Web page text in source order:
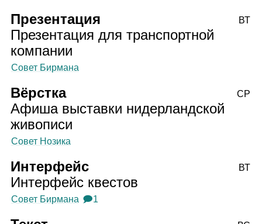
Презентация
Презентация для транспортной
компании
Совет Бирмана
ВТ
Вёрстка
Афиша выставки нидерландской
живописи
Совет Нозика
СР
Интерфейс
Интерфейс квестов
Совет Бирмана 🗩1
ВТ